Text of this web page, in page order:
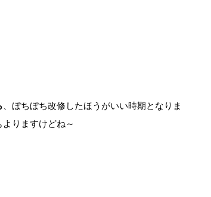
、ぼちぼち改修したほうがいい時期となりま
りますけどね～